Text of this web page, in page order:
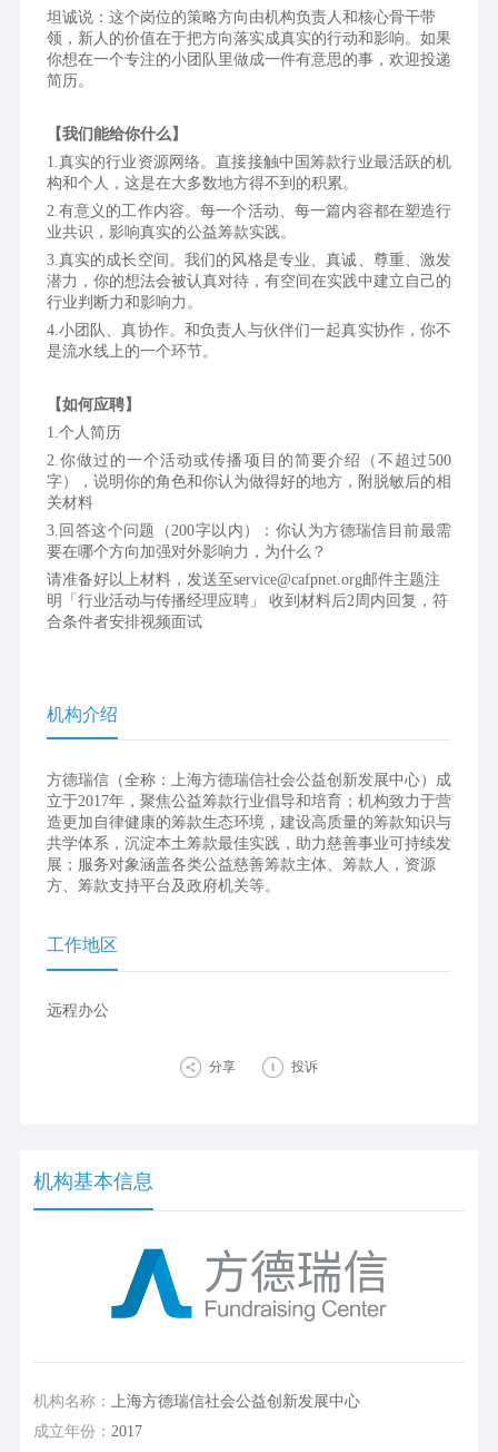
坦诚说：这个岗位的策略方向由机构负责人和核心骨干带
领，新人的价值在于把方向落实成真实的行动和影响。如果
你想在一个专注的小团队里做成一件有意思的事，欢迎投递
简历。
【我们能给你什么】
1.真实的行业资源网络。直接接触中国筹款行业最活跃的机
构和个人，这是在大多数地方得不到的积累。
2.有意义的工作内容。每一个活动、每一篇内容都在塑造行
业共识，影响真实的公益筹款实践。
3.真实的成长空间。我们的风格是专业、真诚、尊重、激发
潜力，你的想法会被认真对待，有空间在实践中建立自己的
行业判断力和影响力。
4.小团队、真协作。和负责人与伙伴们一起真实协作，你不
是流水线上的一个环节。
【如何应聘】
1.个人简历
2.你做过的一个活动或传播项目的简要介绍（不超过500
字），说明你的角色和你认为做得好的地方，附脱敏后的相
关材料
3.回答这个问题（200字以内）：你认为方德瑞信目前最需
要在哪个方向加强对外影响力，为什么？
请准备好以上材料，发送至service@cafpnet.org邮件主题注
明「行业活动与传播经理应聘」 收到材料后2周内回复，符
合条件者安排视频面试
机构介绍
方德瑞信（全称：上海方德瑞信社会公益创新发展中心）成
立于2017年，聚焦公益筹款行业倡导和培育；机构致力于营
造更加自律健康的筹款生态环境，建设高质量的筹款知识与
共学体系，沉淀本土筹款最佳实践，助力慈善事业可持续发
展；服务对象涵盖各类公益慈善筹款主体、筹款人，资源
方、筹款支持平台及政府机关等。
工作地区
远程办公
分享 投诉
机构基本信息
机构名称：
上海方德瑞信社会公益创新发展中心
成立年份： 2017